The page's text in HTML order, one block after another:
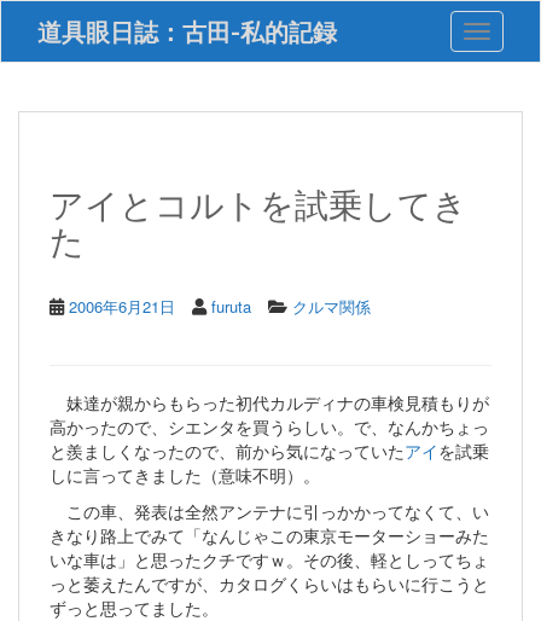
i
道具眼日誌：古田-私的記録 Toggle
アイとコルトを試乗してき
た
2006年6月21日 furuta クルマ関係
妹達が親からもらった初代カルディナの車検見積もりが
高かったので、シエンタを買うらしい。で、なんかちょっ
と羨ましくなったので、前から気になっていたアイを試乗
しに言ってきました（意味不明）。
この車、発表は全然アンテナに引っかかってなくて、い
きなり路上でみて「なんじゃこの東京モーターショーみた
いな車は」と思ったクチですｗ。その後、軽としってちょ
っと萎えたんですが、カタログくらいはもらいに行こうと
ずっと思ってました。